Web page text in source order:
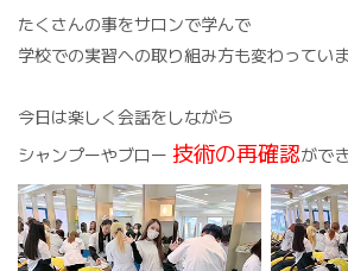
たくさんの事をサロンで学んで
学校での実習への取り組み方も変わってい
今日は楽しく会話をしながら
シャンプーやブロー 技術の再確認がで